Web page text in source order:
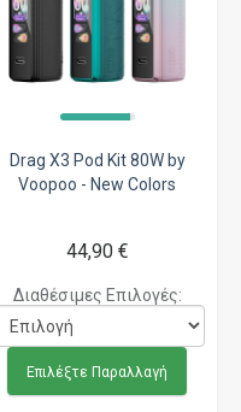
Drag X3 Pod Kit 80W by
Voopoo - New Colors
44,90 €
Διαθέσιμες Επιλογές:
Επιλέξτε Παραλλαγή